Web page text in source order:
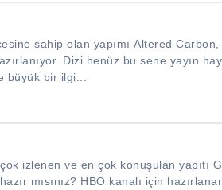
sahip olan yapımı Altered Carbon,
Dizi henüz bu sene yayın
büyük bir ilgi...
izlenen ve en çok konuşulan yapıtı
mısınız? HBO kanalı için